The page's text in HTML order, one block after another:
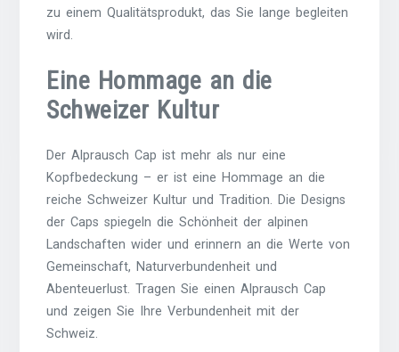
zu einem Qualitätsprodukt, das Sie lange begleiten
wird.
Eine Hommage an die
Schweizer Kultur
Der Alprausch Cap ist mehr als nur eine
Kopfbedeckung – er ist eine Hommage an die
reiche Schweizer Kultur und Tradition. Die Designs
der Caps spiegeln die Schönheit der alpinen
Landschaften wider und erinnern an die Werte von
Gemeinschaft, Naturverbundenheit und
Abenteuerlust. Tragen Sie einen Alprausch Cap
und zeigen Sie Ihre Verbundenheit mit der
Schweiz.